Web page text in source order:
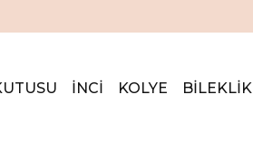
İNCİ KOLYE BİLEKLİK